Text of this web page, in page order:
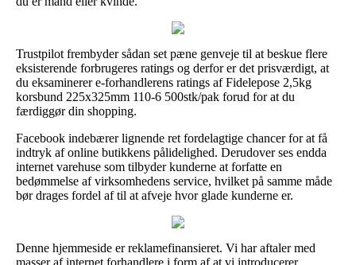
Trustpilot frembyder sådan set pæne genveje til at beskue flere
eksisterende forbrugeres ratings og derfor er det prisværdigt, at
du eksaminerer e-forhandlerens ratings af Fidelepose 2,5kg
korsbund 225x325mm 110-6 500stk/pak forud for at du
færdiggør din shopping.
Facebook indebærer lignende ret fordelagtige chancer for at få
indtryk af online butikkens pålidelighed. Derudover ses endda
internet varehuse som tilbyder kunderne at forfatte en
bedømmelse af virksomhedens service, hvilket på samme måde
bør drages fordel af til at afveje hvor glade kunderne er.
Denne hjemmeside er reklamefinansieret. Vi har aftaler med
masser af internet forhandlere i form af at vi introducerer